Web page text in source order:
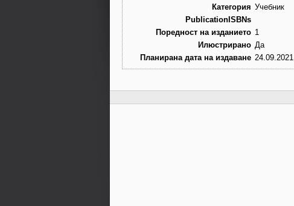
Категория Учебник
PublicationISBNs
Поредност на изданието 1
Илюстрирано Да
Планирана дата на издаване 24.09.2021